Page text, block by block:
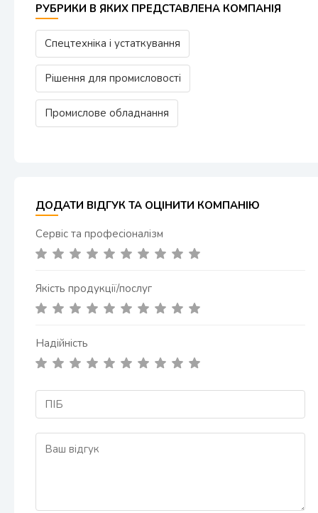
РУБРИКИ В ЯКИХ ПРЕДСТАВЛЕНА КОМПАНІЯ
Спецтехніка і устаткування
Рішення для промисловості
Промислове обладнання
ДОДАТИ ВІДГУК ТА ОЦІНИТИ КОМПАНІЮ
Сервіс та професіоналізм
Якість продукції/послуг
Надійність